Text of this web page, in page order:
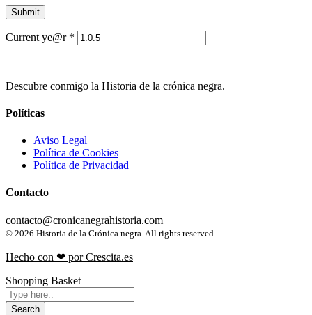
Current ye@r *
Descubre conmigo la Historia de la crónica negra.
Políticas
Aviso Legal
Política de Cookies
Política de Privacidad
Contacto
contacto@cronicanegrahistoria.com
© 2026 Historia de la Crónica negra. All rights reserved.
Hecho con ❤ por Crescita.es
Shopping Basket